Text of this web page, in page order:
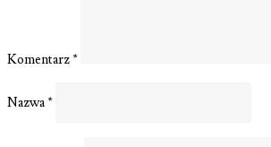
Komentarz *
Nazwa *